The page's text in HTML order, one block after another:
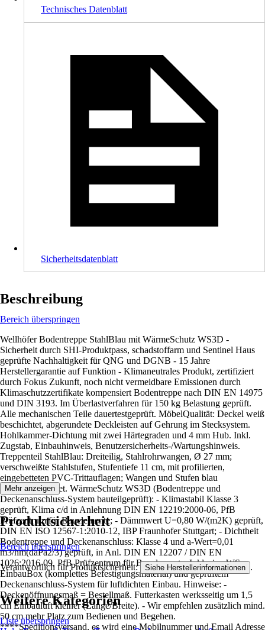
Technisches Datenblatt
Sicherheitsdatenblatt
Beschreibung
Bereich überspringen
Wellhöfer Bodentreppe StahlBlau mit WärmeSchutz WS3D -
Sicherheit durch SHI-Produktpass, schadstoffarm und Sentinel Haus
geprüfte Nachhaltigkeit für QNG und DGNB - 15 Jahre
Herstellergarantie auf Funktion - Klimaneutrales Produkt, zertifiziert
durch Fokus Zukunft, noch nicht vermeidbare Emissionen durch
Klimaschutzzertifikate kompensiert Bodentreppe nach DIN EN 14975
und DIN 3193. Im Überlastverfahren für 150 kg Belastung geprüft.
Alle mechanischen Teile dauertestgeprüft. MöbelQualität: Deckel weiß
beschichtet, abgerundete Deckleisten auf Gehrung im Stecksystem.
Hohlkammer-Dichtung mit zwei Härtegraden und 4 mm Hub. Inkl.
Zugstab, Einbauhinweis, Benutzersicherheits-/Wartungshinweis.
Treppenteil StahlBlau: Dreiteilig, Stahlrohrwangen, Ø 27 mm;
verschweißte Stahlstufen, Stufentiefe 11 cm, mit profilierten,
eingebetteten PVC-Trittauflagen; Wangen und Stufen blau
pulverbeschichtet. WärmeSchutz WS3D (Bodentreppe und
Deckenanschluss-System bauteilgeprüft): - Klimastabil Klasse 3
geprüft, Klima c/d in Anlehnung DIN EN 12219:2000-06, PfB
Prüfzentrum für Bauelemente; - Dämmwert U=0,80 W/(m2K) geprüft,
DIN EN ISO 12567-1:2010-12, IBP Fraunhofer Stuttgart; - Dichtheit
Bodentreppe und Deckenanschluss: Klasse 4 und a-Wert=0,01
m3/hm(daPa2/3) geprüft, in Anl. DIN EN 12207 / DIN EN
1026:2016-09, PfB Prüfzentrum für Bauelemente. Inklusive WS-
EinbauBox (komplettes Befestigungsmaterial) und geprüftem
Deckenanschluss-System für luftdichten Einbau. Hinweise: -
Deckenöffnungsmaß = Bestellmaß. Futterkasten werksseitig um 1,5
cm Einbauluft kleiner (Länge/Breite). - Wir empfehlen zusätzlich mind.
50 cm mehr Platz zum Bedienen und Begehen.
****Speditionsversand, es wird eine Mobilnummer und Email Adresse
Mehr anzeigen
Produktsicherheit
Bereich überspringen
Verantwortlich für Produktsicherheit: Siehe Herstellerinformationen .
Weitere Kategorien
Liste überspringen